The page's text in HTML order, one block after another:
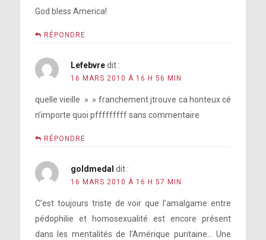
God bless America!
RÉPONDRE
Lefebvre dit :
16 MARS 2010 À 16 H 56 MIN
quelle vieille » » franchement jtrouve ca honteux cé
n’importe quoi pfffffffff sans commentaire
RÉPONDRE
goldmedal dit :
16 MARS 2010 À 16 H 57 MIN
C’est toujours triste de voir que l’amalgame entre
pédophilie et homosexualité est encore présent
dans les mentalités de l’Amérique puritaine… Une